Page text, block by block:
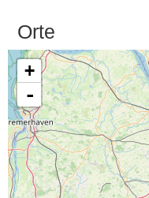
Orte
+
-